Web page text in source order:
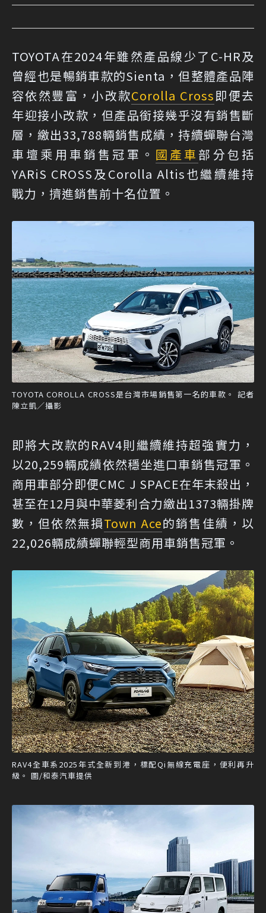
TOYOTA在2024年雖然產品線少了C-HR及
曾經也是暢銷車款的Sienta，但整體產品陣
容依然豐富，小改款Corolla Cross即便去
年迎接小改款，但產品銜接幾乎沒有銷售斷
層，繳出33,788輛銷售成績，持續蟬聯台灣
車壇乘用車銷售冠軍。 國產車 部分包括
YARiS CROSS及Corolla Altis也繼續維持
戰力，擠進銷售前十名位置。
TOYOTA COROLLA CROSS是台灣市場銷售第一名的車款。 記者
陳立凱／攝影
即將大改款的RAV4則繼續維持超強實力，
以20,259輛成績依然穩坐進口車銷售冠軍。
商用車部分即便CMC J SPACE在年末殺出，
甚至在12月與中華菱利合力繳出1373輛掛牌
數，但依然無損Town Ace的銷售佳績，以
22,026輛成績蟬聯輕型商用車銷售冠軍。
RAV4全車系2025年式全新到港，標配Qi無線充電座，便利再升
級。 圖/和泰汽車提供